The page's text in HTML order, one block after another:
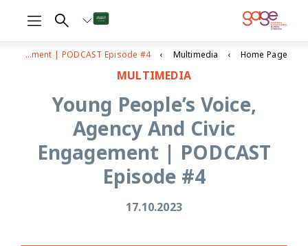
Home Page
Multimedia
Young People’s Voice, Agency And Civic Engagement | PODCAST Episode #4
MULTIMEDIA
Young People’s Voice,
Agency And Civic
Engagement | PODCAST
Episode #4
17.10.2023